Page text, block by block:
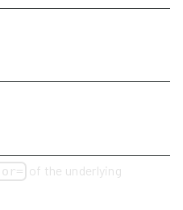
of the underlying